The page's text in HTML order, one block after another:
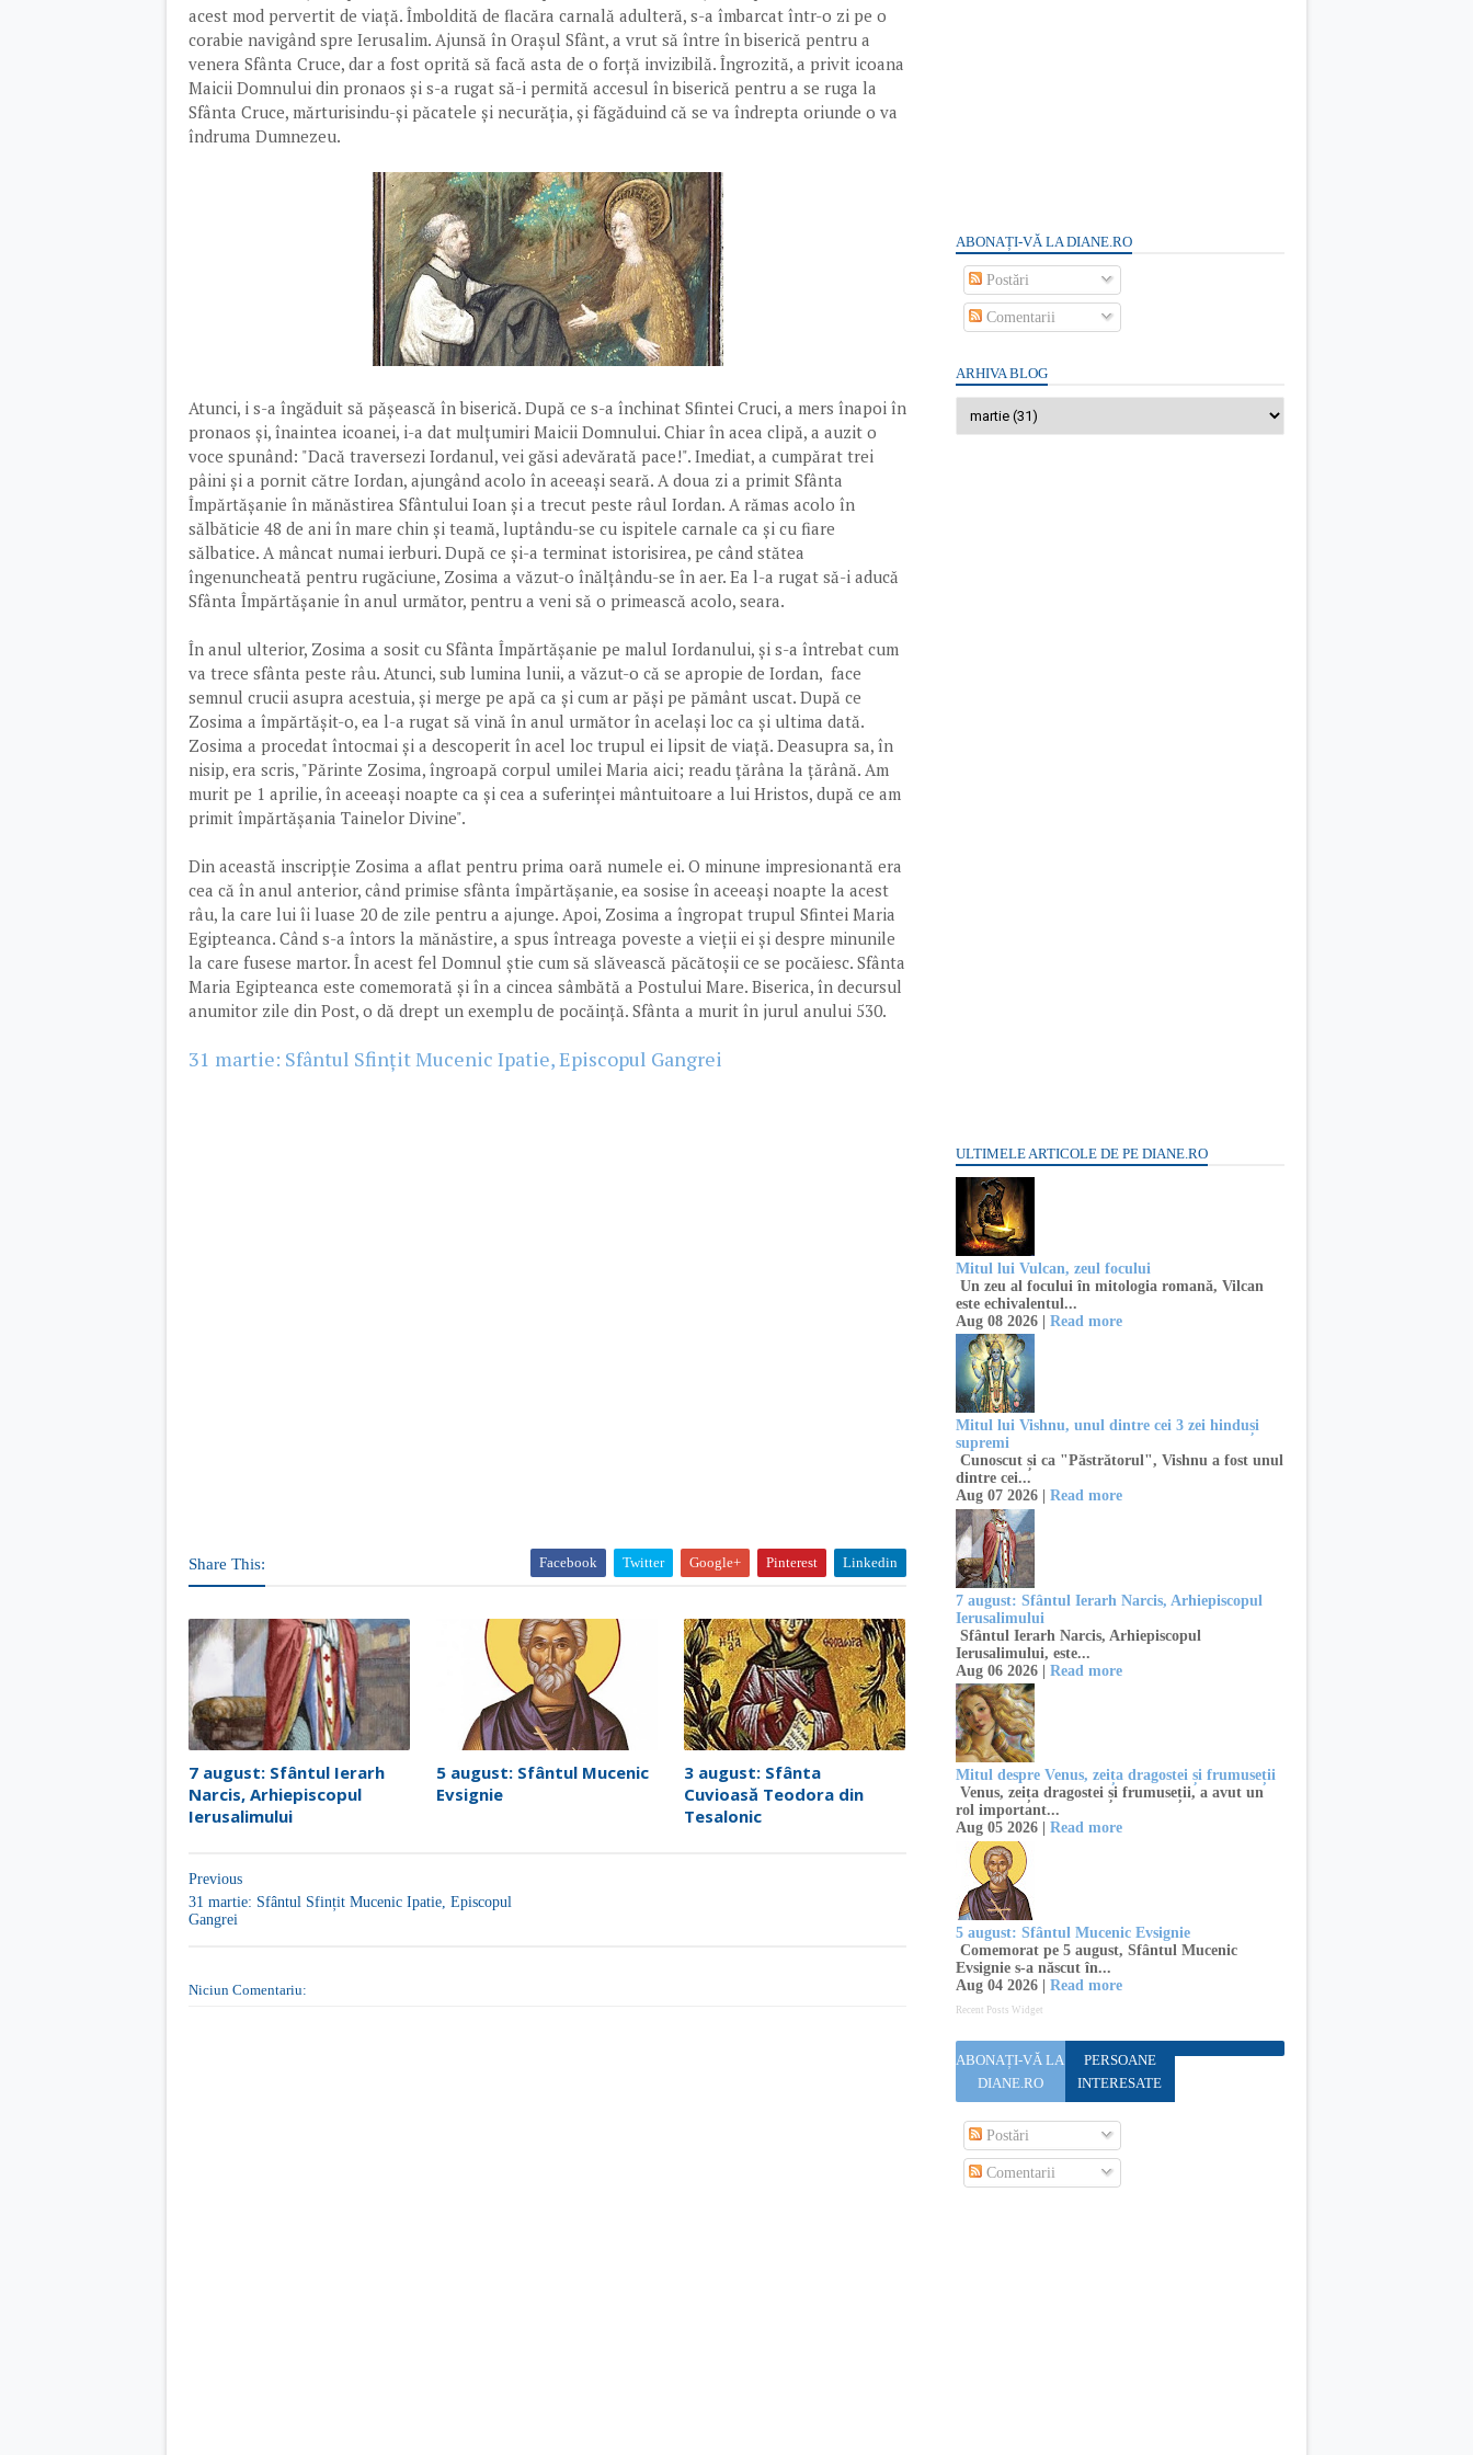
acest mod pervertit de viață. Îmboldită de flacăra carnală adulteră, s-a îmbarcat într-o zi pe o
corabie navigând spre Ierusalim. Ajunsă în Orașul Sfânt, a vrut să între în biserică pentru a
venera Sfânta Cruce, dar a fost oprită să facă asta de o forță invizibilă. Îngrozită, a privit icoana
Maicii Domnului din pronaos și s-a rugat să-i permită accesul în biserică pentru a se ruga la
Sfânta Cruce, mărturisindu-și păcatele și necurăția, și făgăduind că se va îndrepta oriunde o va
îndruma Dumnezeu.
Atunci, i s-a îngăduit să pășească în biserică. După ce s-a închinat Sfintei Cruci, a mers înapoi în
pronaos și, înaintea icoanei, i-a dat mulțumiri Maicii Domnului. Chiar în acea clipă, a auzit o
voce spunând: "Dacă traversezi Iordanul, vei găsi adevărată pace!". Imediat, a cumpărat trei
pâini și a pornit către Iordan, ajungând acolo în aceeași seară. A doua zi a primit Sfânta
Împărtășanie în mănăstirea Sfântului Ioan și a trecut peste râul Iordan. A rămas acolo în
sălbăticie 48 de ani în mare chin și teamă, luptându-se cu ispitele carnale ca și cu fiare
sălbatice. A mâncat numai ierburi. După ce și-a terminat istorisirea, pe când stătea
îngenuncheată pentru rugăciune, Zosima a văzut-o înălțându-se în aer. Ea l-a rugat să-i aducă
Sfânta Împărtășanie în anul următor, pentru a veni să o primească acolo, seara.
În anul ulterior, Zosima a sosit cu Sfânta Împărtășanie pe malul Iordanului, și s-a întrebat cum
va trece sfânta peste râu. Atunci, sub lumina lunii, a văzut-o că se apropie de Iordan, face
semnul crucii asupra acestuia, și merge pe apă ca și cum ar păși pe pământ uscat. După ce
Zosima a împărtășit-o, ea l-a rugat să vină în anul următor în același loc ca și ultima dată.
Zosima a procedat întocmai și a descoperit în acel loc trupul ei lipsit de viață. Deasupra sa, în
nisip, era scris, "Părinte Zosima, îngroapă corpul umilei Maria aici; readu țărâna la țărână. Am
murit pe 1 aprilie, în aceeași noapte ca și cea a suferinței mântuitoare a lui Hristos, după ce am
primit împărtășania Tainelor Divine".
Din această inscripție Zosima a aflat pentru prima oară numele ei. O minune impresionantă era
cea că în anul anterior, când primise sfânta împărtășanie, ea sosise în aceeași noapte la acest
râu, la care lui îi luase 20 de zile pentru a ajunge. Apoi, Zosima a îngropat trupul Sfintei Maria
Egipteanca. Când s-a întors la mănăstire, a spus întreaga poveste a vieții ei și despre minunile
la care fusese martor. În acest fel Domnul știe cum să slăvească păcătoșii ce se pocăiesc. Sfânta
Maria Egipteanca este comemorată și în a cincea sâmbătă a Postului Mare. Biserica, în decursul
anumitor zile din Post, o dă drept un exemplu de pocăință. Sfânta a murit în jurul anului 530.
31 martie: Sfântul Sfințit Mucenic Ipatie, Episcopul Gangrei
Share This: Facebook Twitter Google+ Pinterest Linkedin
7 august: Sfântul Ierarh
Narcis, Arhiepiscopul
Ierusalimului
5 august: Sfântul Mucenic
Evsignie
3 august: Sfânta
Cuvioasă Teodora din
Tesalonic
Previous
31 martie: Sfântul Sfințit Mucenic Ipatie, Episcopul
Gangrei
Niciun Comentariu:
ABONAȚI-VĂ LA DIANE.RO
Postări
Comentarii
ARHIVA BLOG
ULTIMELE ARTICOLE DE PE DIANE.RO
Mitul lui Vulcan, zeul focului
Un zeu al focului în mitologia romană, Vilcan
este echivalentul...
Aug 08 2026 | Read more
Mitul lui Vishnu, unul dintre cei 3 zei hinduși
supremi
Cunoscut și ca "Păstrătorul", Vishnu a fost unul
dintre cei...
Aug 07 2026 | Read more
7 august: Sfântul Ierarh Narcis, Arhiepiscopul
Ierusalimului
Sfântul Ierarh Narcis, Arhiepiscopul
Ierusalimului, este...
Aug 06 2026 | Read more
Mitul despre Venus, zeița dragostei și frumuseții
Venus, zeița dragostei și frumuseții, a avut un
rol important...
Aug 05 2026 | Read more
5 august: Sfântul Mucenic Evsignie
Comemorat pe 5 august, Sfântul Mucenic
Evsignie s-a născut în...
Aug 04 2026 | Read more
Recent Posts Widget
ABONAȚI-VĂ LA
DIANE.RO
PERSOANE
INTERESATE
Postări
Comentarii